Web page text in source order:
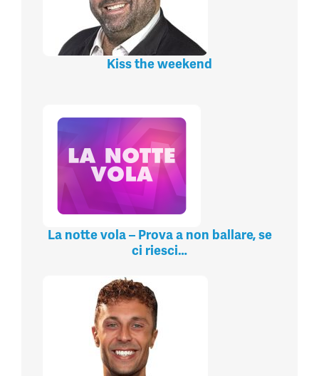
Kiss the weekend
La notte vola – Prova a non ballare, se
ci riesci…